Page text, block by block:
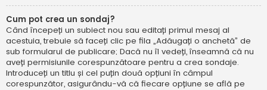
Cum pot crea un sondaj?
Când începeți un subiect nou sau editați primul mesaj al
acestuia, trebuie să faceți clic pe fila „Adăugați o anchetă” de
sub formularul de publicare; Dacă nu îl vedeți, înseamnă că nu
aveți permisiunile corespunzătoare pentru a crea sondaje.
Introduceți un titlu și cel puțin două opțiuni în câmpul
corespunzător, asigurându-vă că fiecare opțiune se află pe